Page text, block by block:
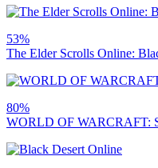
53%
The Elder Scrolls Online:
80%
WORLD OF WARCRAFT: